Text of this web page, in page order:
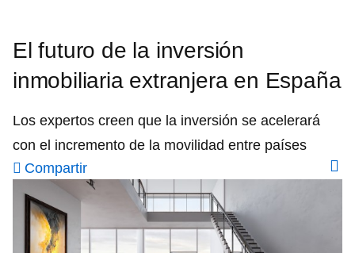
El futuro de la inversión
inmobiliaria extranjera en España
Los expertos creen que la inversión se acelerará
con el incremento de la movilidad entre países
Compartir